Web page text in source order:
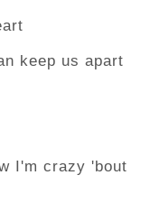
keep us apart
I'm crazy 'bout